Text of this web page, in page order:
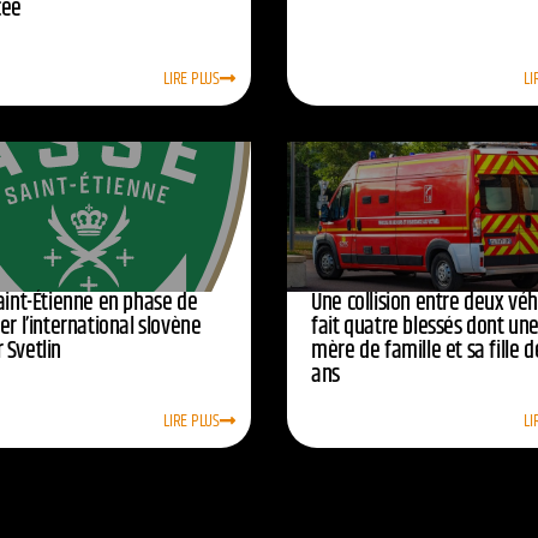
LIRE PLUS
Étienne en phase de
l’international slovène
LIRE PLUS
Une collision entre deux
fait quatre blessés dont
mère de famille et sa fille
ans